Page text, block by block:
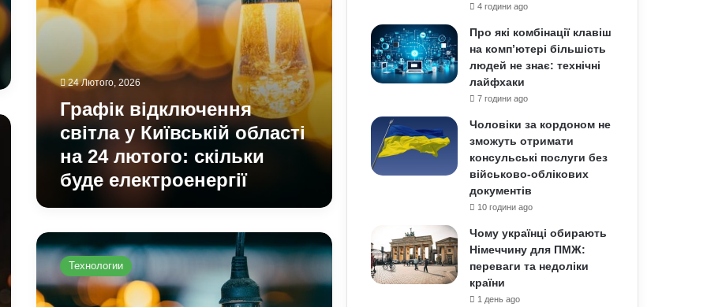
скільки
буде
електроенергії
24 Лютого, 2026
Графік відключення
світла у Київській області
на 24 лютого: скільки
буде електроенергії
Графіки
відключення
світла
у
Технологии
4 години ago
Про які комбінації клавіш
на комп’ютері більшість
людей не знає: технічні
лайфхаки
7 години ago
Чоловіки за кордоном не
зможуть отримати
консульські послуги без
військово-облікових
документів
10 години ago
Чому українці обирають
Німеччину для ПМЖ:
переваги та недоліки
країни
1 день ago